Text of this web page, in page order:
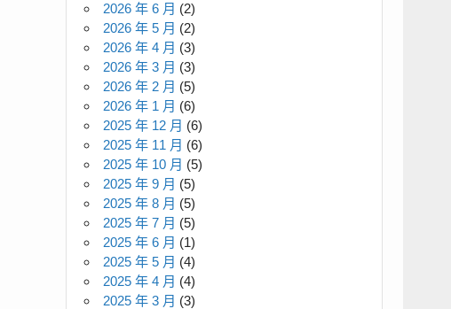
2026 年 6 月 (2)
2026 年 5 月 (2)
2026 年 4 月 (3)
2026 年 3 月 (3)
2026 年 2 月 (5)
2026 年 1 月 (6)
2025 年 12 月 (6)
2025 年 11 月 (6)
2025 年 10 月 (5)
2025 年 9 月 (5)
2025 年 8 月 (5)
2025 年 7 月 (5)
2025 年 6 月 (1)
2025 年 5 月 (4)
2025 年 4 月 (4)
2025 年 3 月 (3)